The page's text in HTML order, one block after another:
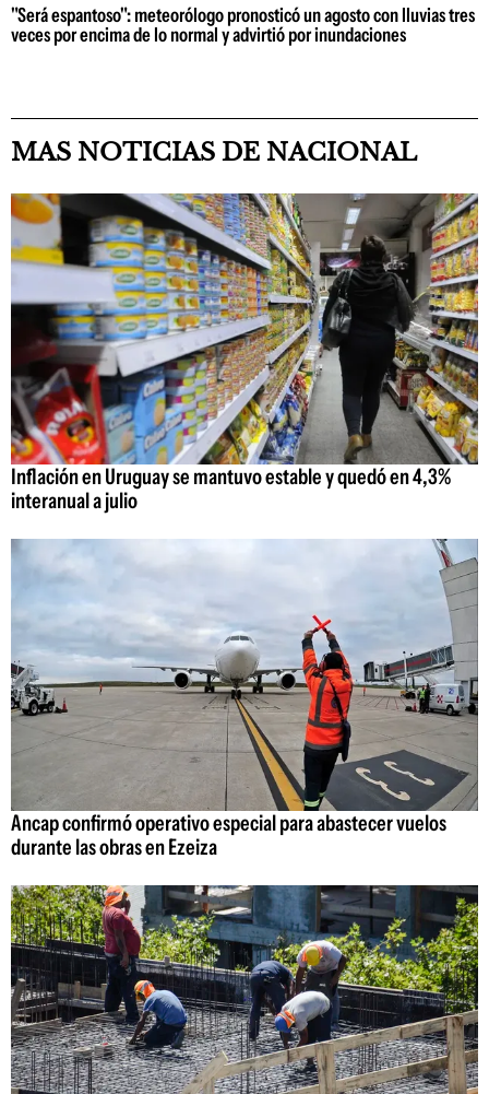
"Será espantoso": meteorólogo pronosticó un agosto con lluvias tres
veces por encima de lo normal y advirtió por inundaciones
MAS NOTICIAS DE NACIONAL
Inflación en Uruguay se mantuvo estable y quedó en 4,3%
interanual a julio
Ancap confirmó operativo especial para abastecer vuelos
durante las obras en Ezeiza